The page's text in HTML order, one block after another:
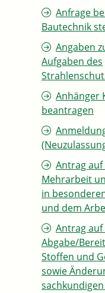
Anfrage
Bautechnik
Angaben
Aufgaben des
Anhänger
beantragen
Antrag
Mehrarbeit
in
und dem
Antrag
Abgabe/
Stoffen und
sowie